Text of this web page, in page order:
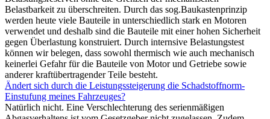
Belastbarkeit zu überschreiten. Durch das sog.Baukastenprinzip
werden heute viele Bauteile in unterschiedlich stark en Motoren
verwendet und deshalb sind die Bauteile mit einer hohen Sicherheit
gegen Überlastung konstruiert. Durch internsive Belastungstest
können wir belegen, dass sowohl thermisch wie auch mechanisch
keinerlei Gefahr für die Bauteile von Motor und Getriebe sowie
anderer kraftübertragender Teile besteht.
Ändert sich durch die Leistungssteigerung die Schadstoffnorm-
Einstufung meines Fahrzeuges?
Natürlich nicht. Eine Verschlechterung des serienmäßigen